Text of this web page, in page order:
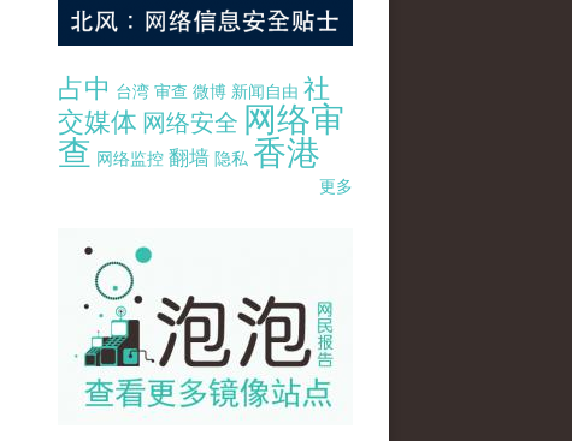
占中 台湾 审查 微博 新闻自由 社
交媒体 网络安全 网络审
查 网络监控 翻墙 隐私 香港
更多
pao-pao-banner-mirror-site-120814.jpg